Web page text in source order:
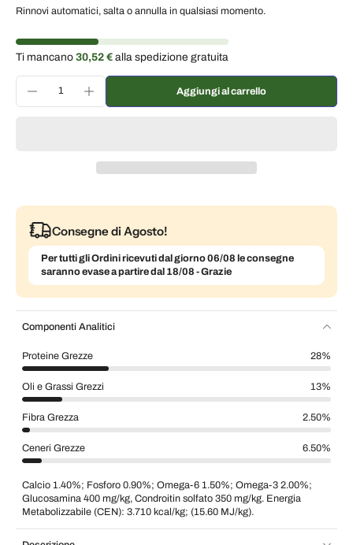
Subscribe and save
Consegna ogni 3 settimane, 7% di sconto
Consegna ogni mese, 5% di sconto
Rinnovi automatici, salta o annulla in qualsiasi momento.
Ti mancano 30,52 € alla spedizione gratuita
Aggiungi al carrello
Consegne di Agosto!
Per tutti gli Ordini ricevuti dal giorno 06/08 le consegne
saranno evase a partire dal 18/08 - Grazie
Componenti Analitici
Proteine Grezze 28%
Oli e Grassi Grezzi 13%
Fibra Grezza 2.50%
Ceneri Grezze 6.50%
Calcio 1.40%; Fosforo 0.90%; Omega-6 1.50%; Omega-3 2.00%;
Glucosamina 400 mg/kg, Condroitin solfato 350 mg/kg. Energia
Metabolizzabile (CEN): 3.710 kcal/kg; (15.60 MJ/kg).